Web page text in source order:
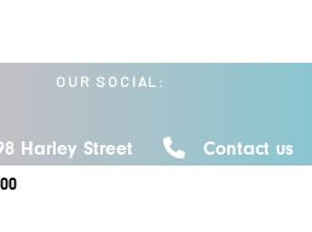
OUR SOCIAL:
Harley Street Contact us